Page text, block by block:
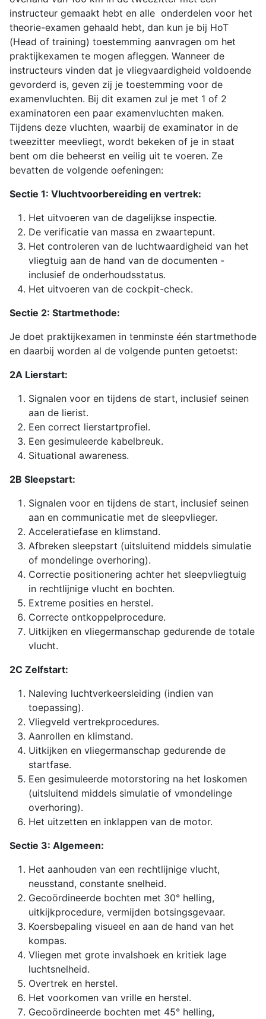
instructeur gemaakt hebt en alle onderdelen voor het
theorie-examen gehaald hebt, dan kun je bij HoT
(Head of training) toestemming aanvragen om het
praktijkexamen te mogen afleggen. Wanneer de
instructeurs vinden dat je vliegvaardigheid voldoende
gevorderd is, geven zij je toestemming voor de
examenvluchten. Bij dit examen zul je met 1 of 2
examinatoren een paar examenvluchten maken.
Tijdens deze vluchten, waarbij de examinator in de
tweezitter meevliegt, wordt bekeken of je in staat
bent om die beheerst en veilig uit te voeren. Ze
bevatten de volgende oefeningen:
Sectie 1: Vluchtvoorbereiding en vertrek:
Het uitvoeren van de dagelijkse inspectie.
De verificatie van massa en zwaartepunt.
Het controleren van de luchtwaardigheid van het
vliegtuig aan de hand van de documenten -
inclusief de onderhoudsstatus.
Het uitvoeren van de cockpit-check.
Sectie 2: Startmethode:
Je doet praktijkexamen in tenminste één startmethode
en daarbij worden al de volgende punten getoetst:
2A Lierstart:
Signalen voor en tijdens de start, inclusief seinen
aan de lierist.
Een correct lierstartprofiel.
Een gesimuleerde kabelbreuk.
Situational awareness.
2B Sleepstart:
Signalen voor en tijdens de start, inclusief seinen
aan en communicatie met de sleepvlieger.
Acceleratiefase en klimstand.
Afbreken sleepstart (uitsluitend middels simulatie
of mondelinge overhoring).
Correctie positionering achter het sleepvliegtuig
in rechtlijnige vlucht en bochten.
Extreme posities en herstel.
Correcte ontkoppelprocedure.
Uitkijken en vliegermanschap gedurende de totale
vlucht.
2C Zelfstart:
Naleving luchtverkeersleiding (indien van
toepassing).
Vliegveld vertrekprocedures.
Aanrollen en klimstand.
Uitkijken en vliegermanschap gedurende de
startfase.
Een gesimuleerde motorstoring na het loskomen
(uitsluitend middels simulatie of vmondelinge
overhoring).
Het uitzetten en inklappen van de motor.
Sectie 3: Algemeen:
Het aanhouden van een rechtlijnige vlucht,
neusstand, constante snelheid.
Gecoördineerde bochten met 30° helling,
uitkijkprocedure, vermijden botsingsgevaar.
Koersbepaling visueel en aan de hand van het
kompas.
Vliegen met grote invalshoek en kritiek lage
luchtsnelheid.
Overtrek en herstel.
Het voorkomen van vrille en herstel.
Gecoördineerde bochten met 45° helling,